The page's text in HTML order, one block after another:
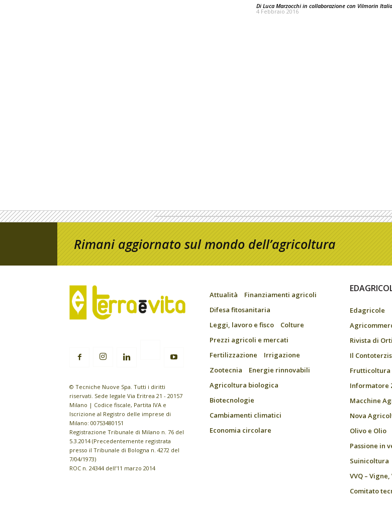
Di Luca Marzocchi in collaborazione con Vilmorin Italia
4 Febbraio 2016
Rimani aggiornato sul mondo dell’agricoltura
© Tecniche Nuove Spa. Tutti i diritti
riservati. Sede legale Via Eritrea 21 - 20157
Milano | Codice fiscale, Partita IVA e
Iscrizione al Registro delle imprese di
Milano: 00753480151
Registrazione Tribunale di Milano n. 76 del
5.3.2014 (Precedentemente registrata
presso il Tribunale di Bologna n. 4272 del
7/04/1973)
ROC n. 24344 dell’11 marzo 2014
Attualità
Finanziamenti agricoli
Difesa fitosanitaria
Leggi, lavoro e fisco
Colture
Prezzi agricoli e mercati
Fertilizzazione
Irrigazione
Zootecnia
Energie rinnovabili
Agricoltura biologica
Biotecnologie
Cambiamenti climatici
Economia circolare
Edagricole
Rivista di
Il
Frutticoltura
Informatore
Macchine
Nova
Olivo e Olio
Passione in
Suinicoltura
VVQ –
Comitato